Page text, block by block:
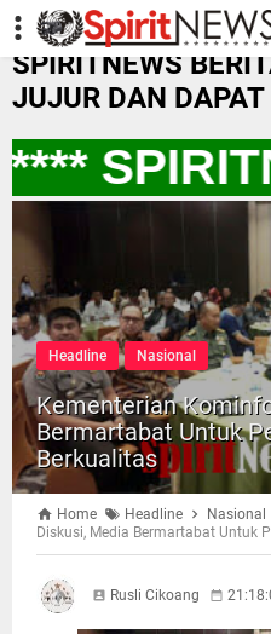
-->
SPIRITNEWS
JUJUR DAN DAPAT
Headline Nasional
Kementerian
Bermartabat Untuk
Berkualitas
Home Headline Nasional
Diskusi, Media Bermartabat Untuk
Rusli Cikoang